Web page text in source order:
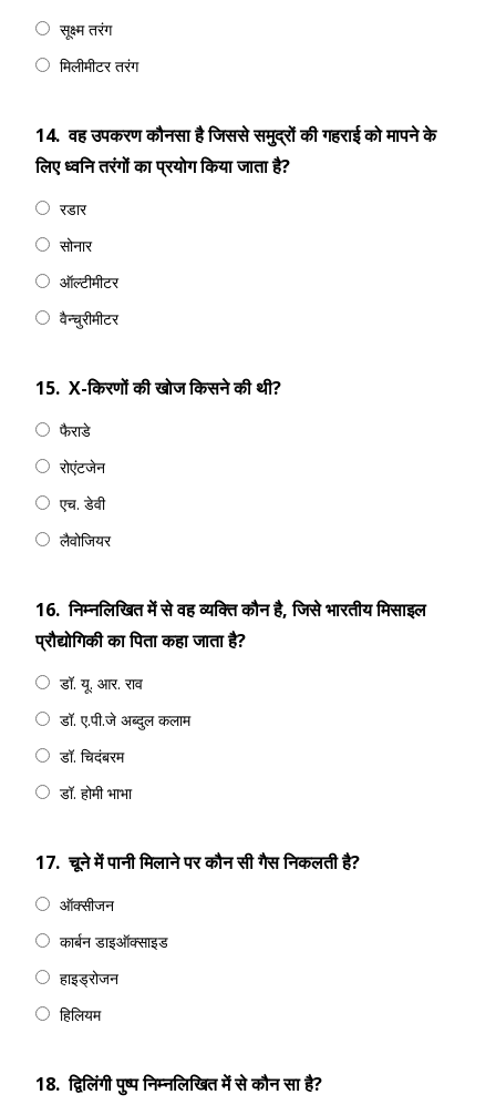
सूक्ष्म तरंग
मिलीमीटर तरंग
14. वह उपकरण कौनसा है जिससे समुद्रों की गहराई को मापने के
लिए ध्वनि तरंगों का प्रयोग किया जाता है?
रडार
सोनार
ऑल्टीमीटर
वैन्चुरीमीटर
15. X-किरणों की खोज किसने की थी?
फैराडे
रोएंटजेन
एच. डेवी
लैवोजियर
16. निम्नलिखित में से वह व्यक्ति कौन है, जिसे भारतीय मिसाइल
प्रौद्योगिकी का पिता कहा जाता है?
डॉ. यू. आर. राव
डॉ. ए.पी.जे अब्दुल कलाम
डॉ. चिदंबरम
डॉ. होमी भाभा
17. चूने में पानी मिलाने पर कौन सी गैस निकलती है?
ऑक्सीजन
कार्बन डाइऑक्साइड
हाइड्रोजन
हिलियम
18. द्विलिंगी पुष्प निम्नलिखित में से कौन सा है?